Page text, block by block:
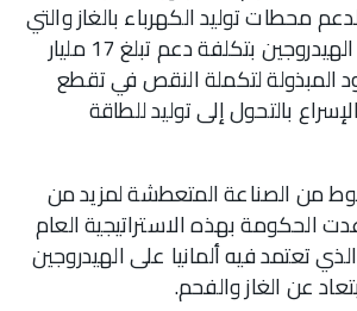
محطات توليد الكهرباء بالغاز والتي
يمكنها التحول إلى الهيدروجين بتكلفة دعم تبلغ 17 مليار
المبذولة لتكملة النقص في تقطع
بالتحول إلى توليد للطاقة
من الصناعة المتعطشة لمزيد من
الحكومة بهذه الاستراتيجية العام
تعتمد فيه ألمانيا على الهيدروجين
عن الغاز والفحم.